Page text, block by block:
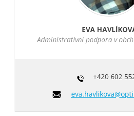
EVA
Administrativní podpora v
+420 602